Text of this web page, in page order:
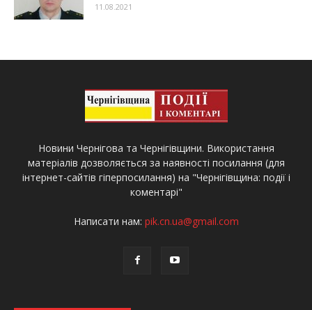
11.08.2021
Новини Чернігова та Чернігівщини. Використання
матеріалів дозволяється за наявності посилання (для
інтернет-сайтів гіперпосилання) на "Чернігівщина: події і
коментарі"
Написати нам: pik.cn.ua@gmail.com